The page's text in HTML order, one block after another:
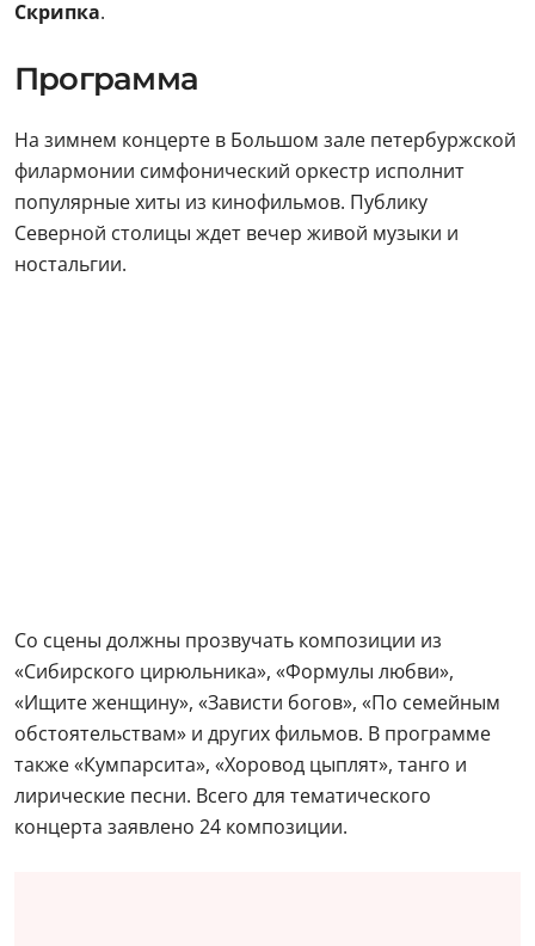
Скрипка.
Программа
На зимнем концерте в Большом зале петербуржской
филармонии симфонический оркестр исполнит
популярные хиты из кинофильмов. Публику
Северной столицы ждет вечер живой музыки и
ностальгии.
Со сцены должны прозвучать композиции из
«Сибирского цирюльника», «Формулы любви»,
«Ищите женщину», «Зависти богов», «По семейным
обстоятельствам» и других фильмов. В программе
также «Кумпарсита», «Хоровод цыплят», танго и
лирические песни. Всего для тематического
концерта заявлено 24 композиции.